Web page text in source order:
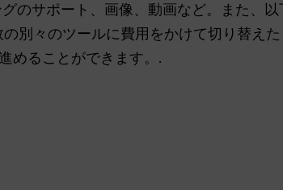
のサポート、画像、動画など。また、
別々のツールに費用をかけて切り替えた
めることができます。.